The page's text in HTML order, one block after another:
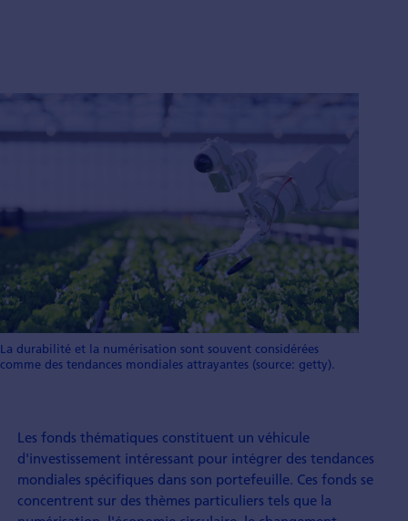
La durabilité et la numérisation sont souvent considérées
comme des tendances mondiales attrayantes (source: getty).
Les fonds thématiques constituent un véhicule
d'investissement intéressant pour intégrer des tendances
mondiales spécifiques dans son portefeuille. Ces fonds se
concentrent sur des thèmes particuliers tels que la